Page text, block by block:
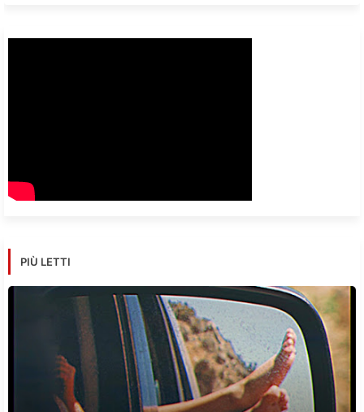
PIÙ LETTI